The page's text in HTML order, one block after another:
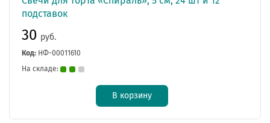
подставок
30 руб.
Код: НФ-00011610
На складе:
В корзину